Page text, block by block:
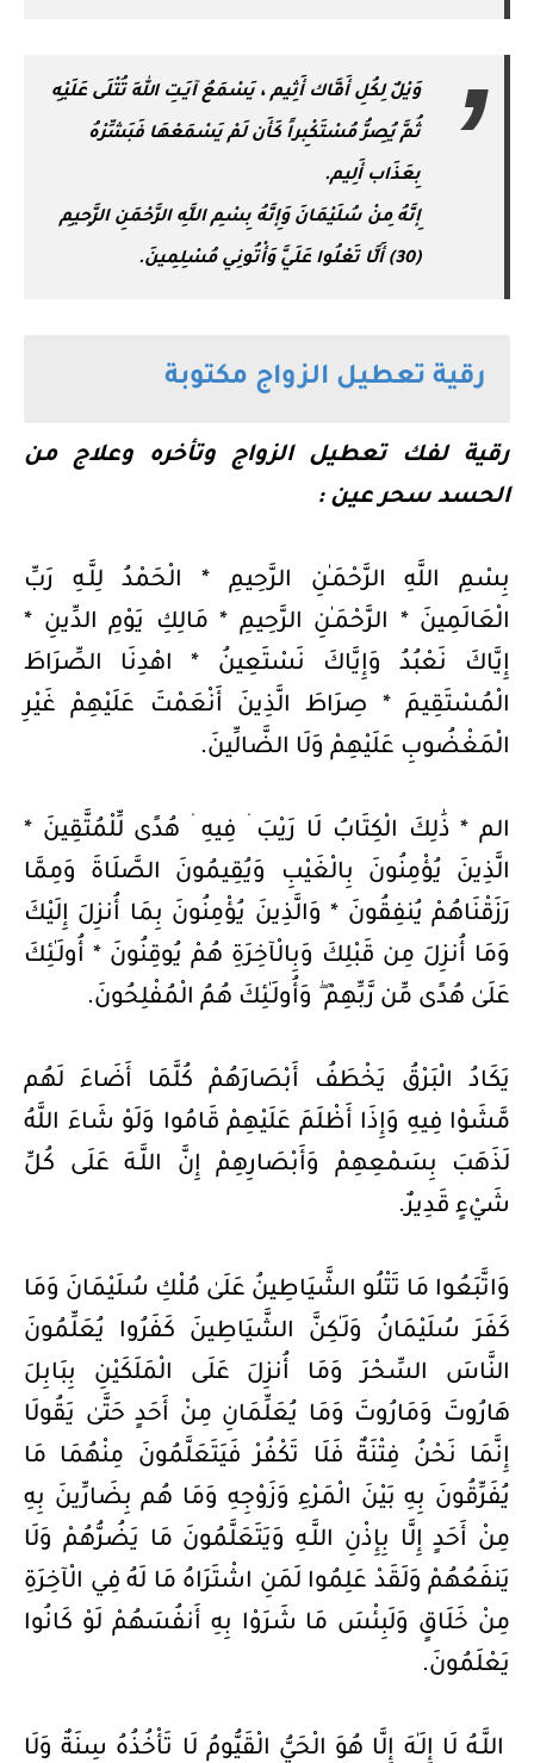
وَيْلٌ لِكُلِ أَفَّاك أَثِيم ، يَسْمَعُ آيَـتِ اللهِ تُتْلَى عَلَيْهِ
ثُمَّ يُصِرُّ مُسْتَكْبِراً كَأَن لَمْ يَسْمَعْهَا فَبَشِّرْهُ
بِعَذَاب أَلِيم.
إِنَّهُ مِنْ سُلَيْمَانَ وَإِنَّهُ بِسْمِ اللَّهِ الرَّحْمَنِ الرَّحِيمِ
(30) أَلَّا تَعْلُوا عَلَيَّ وَأْتُونِي مُسْلِمِينَ.
رقية تعطيل الزواج مكتوبة
رقية لفك تعطيل الزواج وتأخره وعلاج من
الحسد سحر عين :
بِسْمِ اللَّهِ الرَّحْمَـٰنِ الرَّحِيمِ * الْحَمْدُ لِلَّـهِ رَبِّ
الْعَالَمِينَ * الرَّحْمَـٰنِ الرَّحِيمِ * مَالِكِ يَوْمِ الدِّينِ *
إِيَّاكَ نَعْبُدُ وَإِيَّاكَ نَسْتَعِينُ * اهْدِنَا الصِّرَاطَ
الْمُسْتَقِيمَ * صِرَاطَ الَّذِينَ أَنْعَمْتَ عَلَيْهِمْ غَيْرِ
الْمَغْضُوبِ عَلَيْهِمْ وَلَا الضَّالِّينَ.
الم * ذَٰلِكَ الْكِتَابُ لَا رَيْبَ ۛ فِيهِ ۛ هُدًى لِّلْمُتَّقِينَ *
الَّذِينَ يُؤْمِنُونَ بِالْغَيْبِ وَيُقِيمُونَ الصَّلَاةَ وَمِمَّا
رَزَقْنَاهُمْ يُنفِقُونَ * وَالَّذِينَ يُؤْمِنُونَ بِمَا أُنزِلَ إِلَيْكَ
وَمَا أُنزِلَ مِن قَبْلِكَ وَبِالْآخِرَةِ هُمْ يُوقِنُونَ * أُولَـٰئِكَ
عَلَىٰ هُدًى مِّن رَّبِّهِمْ ۖ وَأُولَـٰئِكَ هُمُ الْمُفْلِحُونَ.
يَكَادُ الْبَرْقُ يَخْطَفُ أَبْصَارَهُمْ كُلَّمَا أَضَاءَ لَهُم
مَّشَوْا فِيهِ وَإِذَا أَظْلَمَ عَلَيْهِمْ قَامُوا وَلَوْ شَاءَ اللَّهُ
لَذَهَبَ بِسَمْعِهِمْ وَأَبْصَارِهِمْ إِنَّ اللَّـهَ عَلَى كُلِّ
شَيْءٍ قَدِيرٌ.
وَاتَّبَعُوا مَا تَتْلُو الشَّيَاطِينُ عَلَىٰ مُلْكِ سُلَيْمَانَ وَمَا
كَفَرَ سُلَيْمَانُ وَلَـٰكِنَّ الشَّيَاطِينَ كَفَرُوا يُعَلِّمُونَ
النَّاسَ السِّحْرَ وَمَا أُنزِلَ عَلَى الْمَلَكَيْنِ بِبَابِلَ
هَارُوتَ وَمَارُوتَ وَمَا يُعَلِّمَانِ مِنْ أَحَدٍ حَتَّىٰ يَقُولَا
إِنَّمَا نَحْنُ فِتْنَةٌ فَلَا تَكْفُرْ فَيَتَعَلَّمُونَ مِنْهُمَا مَا
يُفَرِّقُونَ بِهِ بَيْنَ الْمَرْءِ وَزَوْجِهِ وَمَا هُم بِضَارِّينَ بِهِ
مِنْ أَحَدٍ إِلَّا بِإِذْنِ اللَّـهِ وَيَتَعَلَّمُونَ مَا يَضُرُّهُمْ وَلَا
يَنفَعُهُمْ وَلَقَدْ عَلِمُوا لَمَنِ اشْتَرَاهُ مَا لَهُ فِي الْآخِرَةِ
مِنْ خَلَاقٍ وَلَبِئْسَ مَا شَرَوْا بِهِ أَنفُسَهُمْ لَوْ كَانُوا
يَعْلَمُونَ.
اللَّـهُ لَا إِلَـٰهَ إِلَّا هُوَ الْحَيُّ الْقَيُّومُ لَا تَأْخُذُهُ سِنَةٌ وَلَا